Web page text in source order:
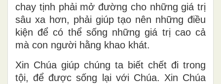
chay tịnh phải mở đường cho những giá trị
sâu xa hơn, phải giúp tạo nên những điều
kiện để có thể sống những giá trị cao cả
mà con người hằng khao khát.
Xin Chúa giúp chúng ta biết chết đi trong
tội, để được sống lại với Chúa. Xin Chúa